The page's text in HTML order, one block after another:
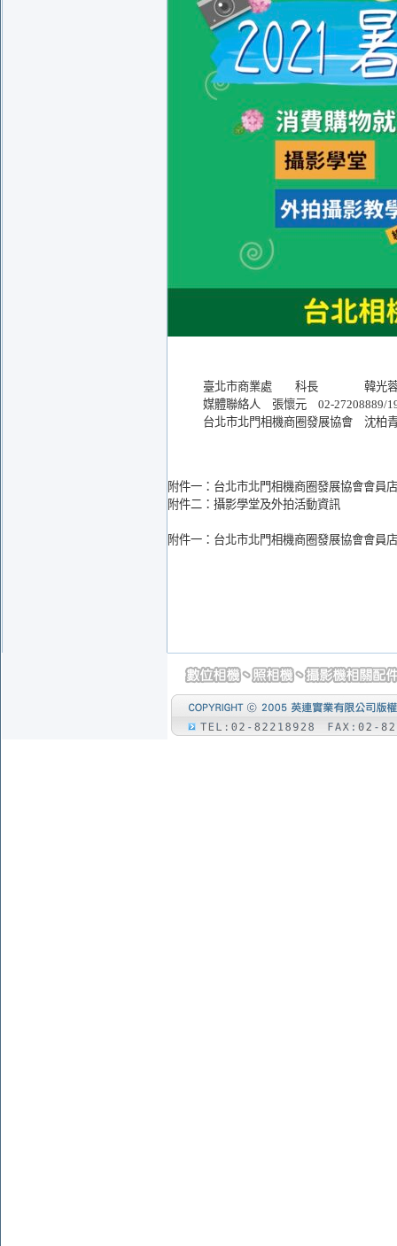
臺北市商業處 科長 韓光蓉
媒體聯絡人 張懷元 02-27208889/
台北市北門相機商圈發展協會 沈柏
附件一：台北市北門相機商圈發展協會會員
附件二：攝影學堂及外拍活動資訊
附件一：台北市北門相機商圈發展協會會員